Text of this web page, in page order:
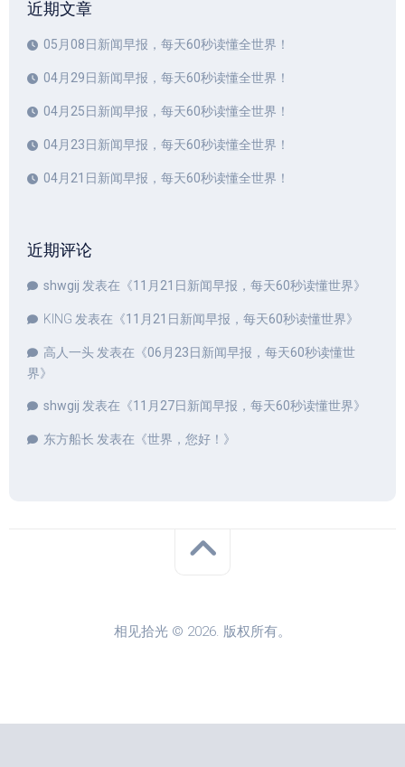
近期文章
05月08日新闻早报，每天60秒读懂全世界！
04月29日新闻早报，每天60秒读懂全世界！
04月25日新闻早报，每天60秒读懂全世界！
04月23日新闻早报，每天60秒读懂全世界！
04月21日新闻早报，每天60秒读懂全世界！
近期评论
shwgij 发表在《11月21日新闻早报，每天60秒读懂世界》
KING 发表在《11月21日新闻早报，每天60秒读懂世界》
高人一头发表在《06月23日新闻早报，每天60秒读懂世
界》
shwgij 发表在《11月27日新闻早报，每天60秒读懂世界》
东方船长 发表在《世界，您好！ 》
相见拾光 © 2026. 版权所有。